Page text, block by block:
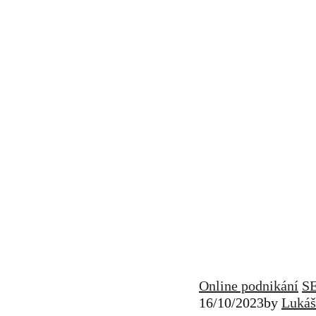
Online podnikání
16/10/2023by